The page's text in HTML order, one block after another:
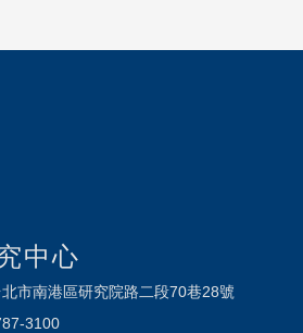
中心
市南港區研究院路二段70巷28號
3100